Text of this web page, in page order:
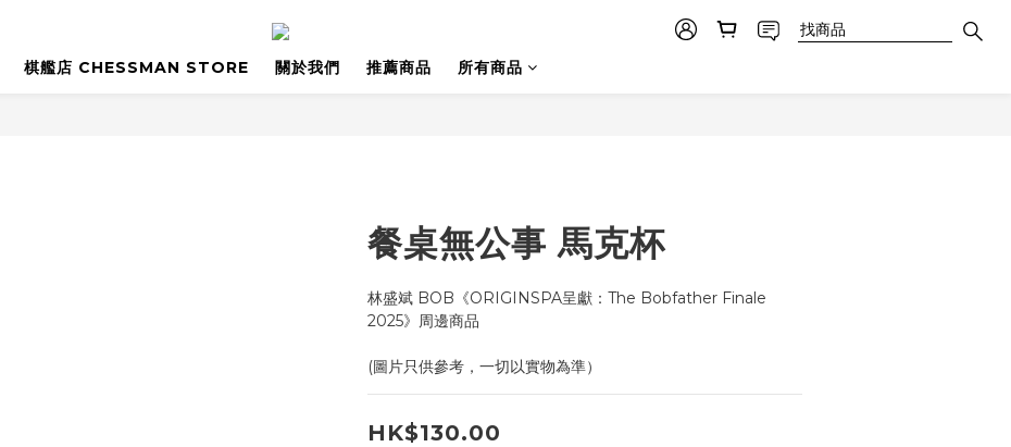
棋艦店 CHESSMAN STORE
關於我們 推薦商品 所有商品
餐桌無公事 馬克杯
林盛斌 BOB《ORIGINSPA呈獻：The Bobfather Finale
2025》周邊商品
(圖片只供參考，一切以實物為準）
HK$130.00